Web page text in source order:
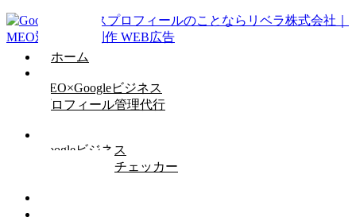
ホーム
MEO×Googleビジネス
プロフィール管理代行
Googleビジネス
プロフィールチェッカー